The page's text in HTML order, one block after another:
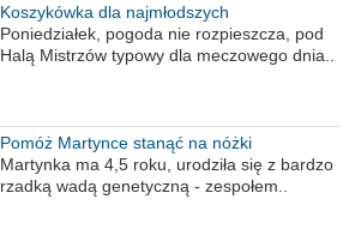
Koszykówka dla najmłodszych
Poniedziałek, pogoda nie rozpieszcza, pod
Halą Mistrzów typowy dla meczowego dnia..
Pomóż Martynce stanąć na nóżki
Martynka ma 4,5 roku, urodziła się z bardzo
rzadką wadą genetyczną - zespołem..